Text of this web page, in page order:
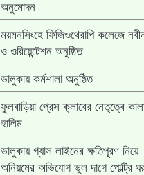
অনুমোদন
ময়মনসিংহে ফিজিওথেরাপি কলেজে
ও ওরিয়েন্টেশন অনুষ্ঠিত
ভালুকায় কর্মশালা অনুষ্ঠিত
ফুলবাড়িয়া প্রেস ক্লাবের নেতৃত্বে
হালিম
ভালুকায় গ্যাস লাইনের ক্ষতিপূরণ নিয়ে
অনিয়মের অভিযোগ ভুল দাগে পোল্ট্রি